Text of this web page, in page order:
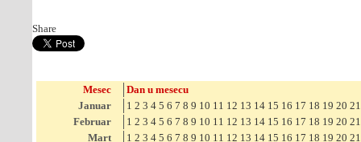
Share
Mesec
Dan u mesecu
Januar
1 2 3 4 5 6 7 8 9 10 11 12 13 14 15 16 17 18 19 20 21
Februar
1 2 3 4 5 6 7 8 9 10 11 12 13 14 15 16 17 18 19 20 21
Mart
1 2 3 4 5 6 7 8 9 10 11 12 13 14 15 16 17 18 19 20 21